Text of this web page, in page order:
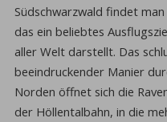
Südschwarzwald findet
das ein beliebtes
aller Welt darstellt. Das
beeindruckender Manier
Norden öffnet sich die
der Höllentalbahn, in die